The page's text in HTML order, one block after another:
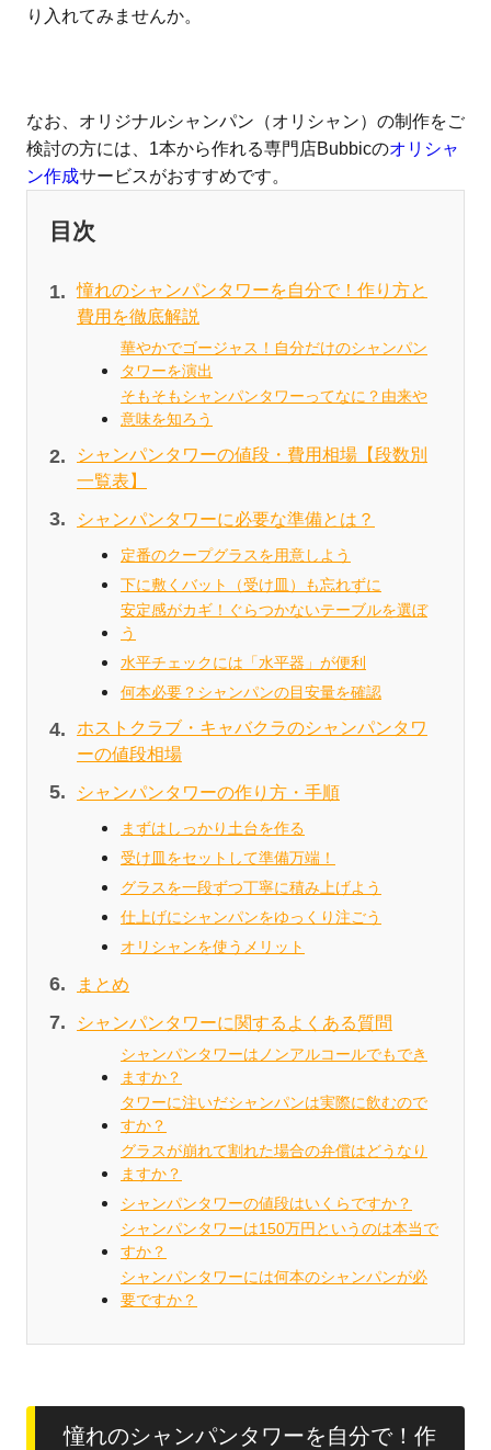
り入れてみませんか。
なお、オリジナルシャンパン（オリシャン）の制作をご
検討の方には、1本から作れる専門店Bubbicのオリシャ
ン作成サービスがおすすめです。
目次
憧れのシャンパンタワーを自分で！作り方と
費用を徹底解説
華やかでゴージャス！自分だけのシャンパン
タワーを演出
そもそもシャンパンタワーってなに？由来や
意味を知ろう
シャンパンタワーの値段・費用相場【段数別
一覧表】
シャンパンタワーに必要な準備とは？
定番のクープグラスを用意しよう
下に敷くバット（受け皿）も忘れずに
安定感がカギ！ぐらつかないテーブルを選ぼ
う
水平チェックには「水平器」が便利
何本必要？シャンパンの目安量を確認
ホストクラブ・キャバクラのシャンパンタワ
ーの値段相場
シャンパンタワーの作り方・手順
まずはしっかり土台を作る
受け皿をセットして準備万端！
グラスを一段ずつ丁寧に積み上げよう
仕上げにシャンパンをゆっくり注ごう
オリシャンを使うメリット
まとめ
シャンパンタワーに関するよくある質問
シャンパンタワーはノンアルコールでもでき
ますか？
タワーに注いだシャンパンは実際に飲むので
すか？
グラスが崩れて割れた場合の弁償はどうなり
ますか？
シャンパンタワーの値段はいくらですか？
シャンパンタワーは150万円というのは本当で
すか？
シャンパンタワーには何本のシャンパンが必
要ですか？
憧れのシャンパンタワーを自分で！作